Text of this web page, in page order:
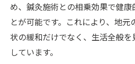
プロの鍼灸師による花
鍼灸院での花粉症ケア沼田
スタイルを築く
花粉症を乗り越えるため
め、鍼灸施術との相乗効果で健
とが可能です。これにより、地
状の緩和だけでなく、生活全般
しています。